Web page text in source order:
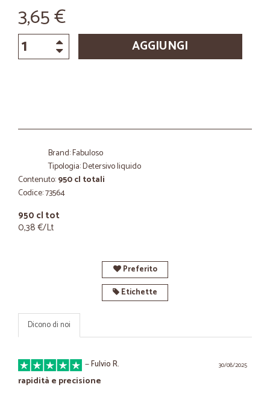
3,65 €
AGGIUNGI
Brand: Fabuloso
Tipologia: Detersivo liquido
Contenuto:950 cl totali
Codice: 73564
950 cl tot
0,38 €/Lt
Preferito
Etichette
Dicono di noi
30/08/2025
—Fulvio R.
rapidità e precisione